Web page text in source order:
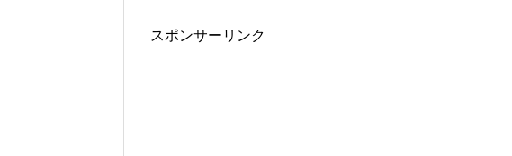
スポンサーリンク